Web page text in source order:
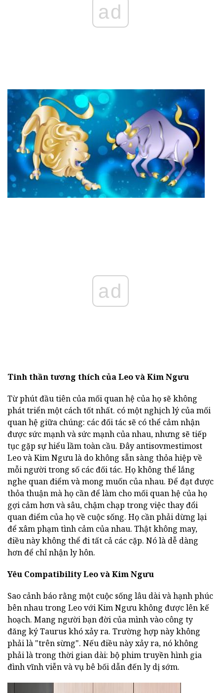
ad
ad
Tinh thần tương thích của Leo và Kim Ngưu
Từ phút đầu tiên của mối quan hệ của họ sẽ không
phát triển một cách tốt nhất. có một nghịch lý của mối
quan hệ giữa chúng: các đối tác sẽ có thể cảm nhận
được sức mạnh và sức mạnh của nhau, nhưng sẽ tiếp
tục gặp sự hiểu lầm toàn cầu. Đây antisovmestimost
Leo và Kim Ngưu là do không sẵn sàng thỏa hiệp về
mỗi người trong số các đối tác. Họ không thể lắng
nghe quan điểm và mong muốn của nhau. Để đạt được
thỏa thuận mà họ cần để làm cho mối quan hệ của họ
gợi cảm hơn và sâu, chậm chạp trong việc thay đổi
quan điểm của họ về cuộc sống. Họ cần phải dừng lại
để xâm phạm tình cảm của nhau. Thật không may,
điều này không thể đi tất cả các cặp. Nó là dễ dàng
hơn để chỉ nhận ly hôn.
Yêu Compatibility Leo và Kim Ngưu
Sao cảnh báo rằng một cuộc sống lâu dài và hạnh phúc
bên nhau trong Leo với Kim Ngưu không được lên kế
hoạch. Mang người bạn đời của mình vào công ty
đăng ký Taurus khó xảy ra. Trường hợp này không
phải là "trên sừng". Nếu điều này xảy ra, nó không
phải là trong thời gian dài: bộ phim truyền hình gia
đình vĩnh viễn và vụ bê bối dẫn đến ly dị sớm.